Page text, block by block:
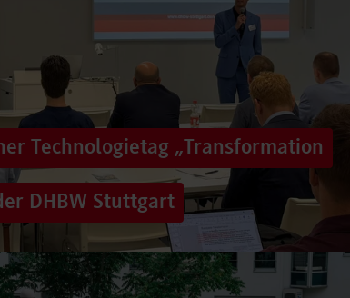
Technologietag „Transformation
DHBW Stuttgart
in einer Zeit, in der sich Technologien, Märkte
Rahmenbedingungen immer schneller verändern?